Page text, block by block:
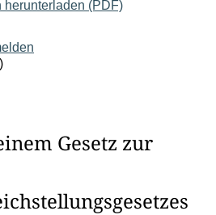
herunterladen (PDF)
)
Gesetz zur